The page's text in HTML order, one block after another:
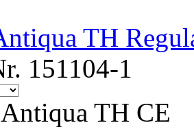
TH
151104-1
TH CE